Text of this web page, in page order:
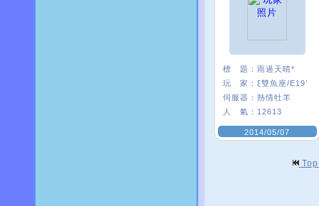
標 題： 雨過天晴*
玩 家： ξ雙魚座/E19’
伺服器： 熱情牡羊
人 氣： 12613
2014/05/07